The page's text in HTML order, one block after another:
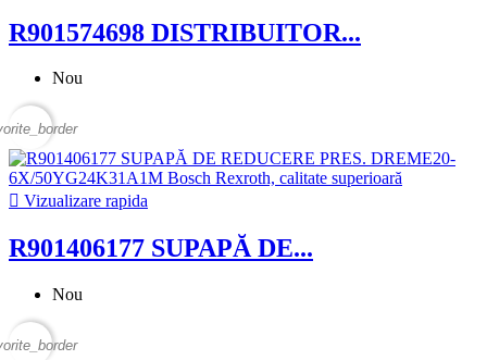
R901574698 DISTRIBUITOR...
Nou
 Vizualizare rapida
R901406177 SUPAPĂ DE...
Nou